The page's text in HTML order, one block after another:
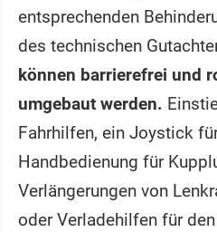
entsprechenden
des technischen
können barrierefrei und
umgebaut werden.
Fahrhilfen, ein Joystick
Handbedienung für
Verlängerungen von
oder Verladehilfen für